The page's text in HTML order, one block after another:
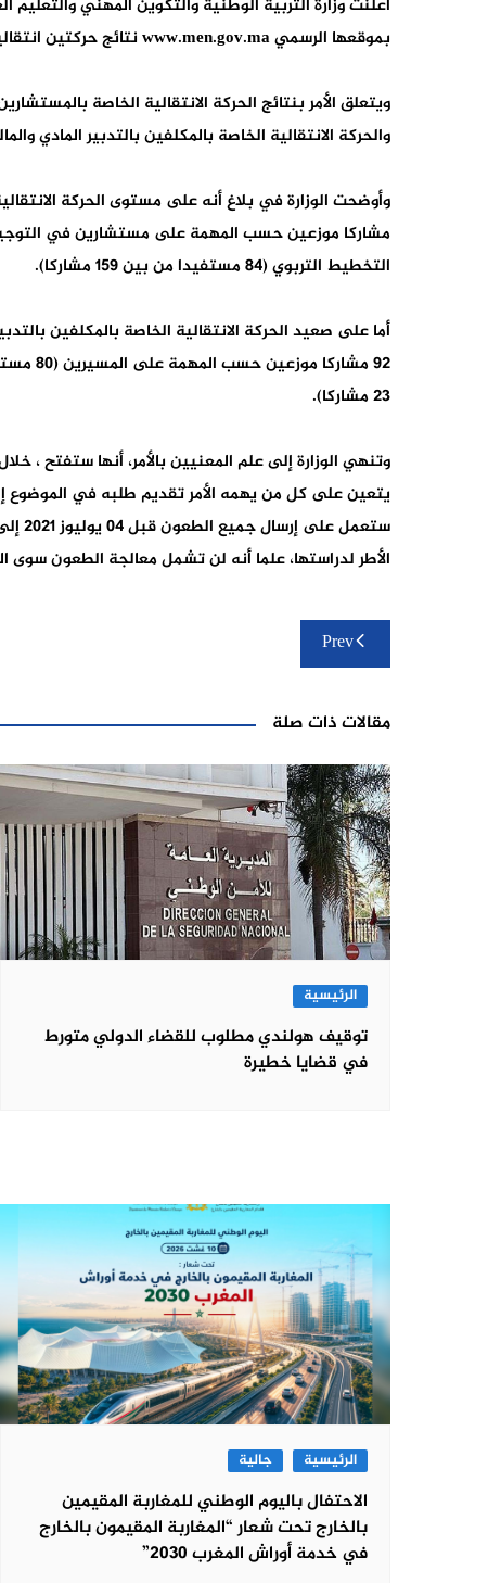
أعلنت وزارة التربية الوطنية والتكوين المهني
بموقعها الرسمي www.men.gov.ma نتائج حركتين انتقاليتين لسنة 2021.
ويتعلق الأمر بنتائج الحركة الانتقالية الخاصة
والحركة الانتقالية الخاصة بالمكلفين بالتدبير المادي
التخطيط التربوي (84 مستفيدا من بين 159 مشاركا).
أما على صعيد الحركة الانتقالية الخاصة بالمكلفين
23 مشاركا).
وتنهي الوزارة إلى علم المعنيين بالأمر، أنها ستفتح ،
يتعين على كل من يهمه الأمر تقديم طلبه في الموضوع إلى
الأطر لدراستها، علما أنه لن تشمل معالجة الطعون سوى
تصفّح
المقالات
Prev
مقالات ذات صلة
الرئيسية
توقيف هولندي مطلوب للقضاء الدولي متورط
في قضايا خطيرة
الرئيسية جالية
الاحتفال باليوم الوطني للمغاربة المقيمين
بالخارج تحت شعار “المغاربة المقيمون بالخارج
في خدمة أوراش المغرب 2030”